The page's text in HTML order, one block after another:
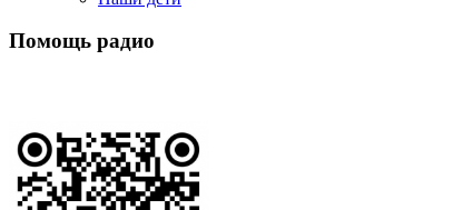
Помощь радио